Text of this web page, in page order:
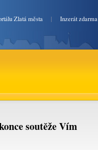
Zlatá města | Inzerát zdarma
soutěže Vím